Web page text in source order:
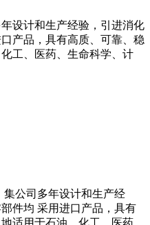
设计和生产经验，引进消化
产品，具有高质、可靠、稳
工、医药、生命科学、计
集公司多年设计和生产经
件均 采用进口产品，具有